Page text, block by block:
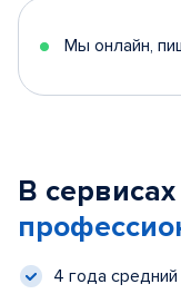
Мы онлайн,
В
4 года